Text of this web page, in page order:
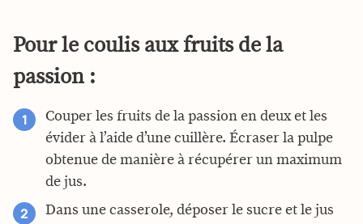
Pour le coulis aux fruits de la
passion :
Couper les fruits de la passion en deux et les
évider à l’aide d’une cuillère. Écraser la pulpe
obtenue de manière à récupérer un maximum
de jus.
Dans une casserole, déposer le sucre et le jus